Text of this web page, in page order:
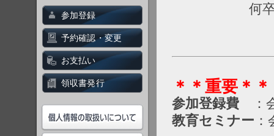
参加登録
予約確認・変更
お支払い
領収書発行
何
＊＊重要＊＊
参加登録費 ：
教育セミナー